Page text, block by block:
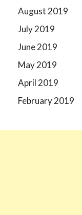
August 2019
July 2019
June 2019
May 2019
April 2019
February 2019